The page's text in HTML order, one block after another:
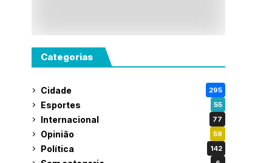
Categorias
Cidade 295
Esportes 55
Internacional 77
Opinião 59
Política 142